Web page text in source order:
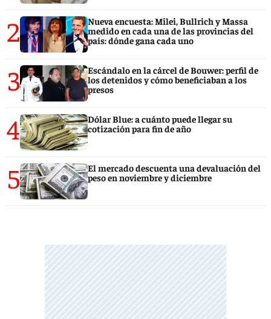
2
Nueva encuesta: Milei, Bullrich y Massa
medido en cada una de las provincias del
país: dónde gana cada uno
3
Escándalo en la cárcel de Bouwer: perfil de
los detenidos y cómo beneficiaban a los
presos
4
Dólar Blue: a cuánto puede llegar su
cotización para fin de año
5
El mercado descuenta una devaluación del
peso en noviembre y diciembre